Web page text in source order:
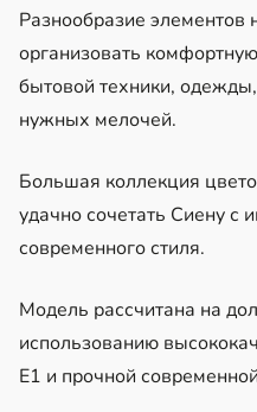
Разнообразие элементов
организовать
бытовой техники,
нужных мелочей.
Большая коллекция
удачно сочетать Сиену с
современного стиля.
Модель рассчитана на
использованию
Е1 и прочной